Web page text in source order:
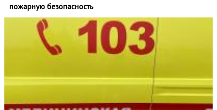
пожарную безопасность